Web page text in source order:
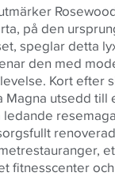
på den
speglar detta
den med
Kort efter
Magna utsedd till
fitnesscenter